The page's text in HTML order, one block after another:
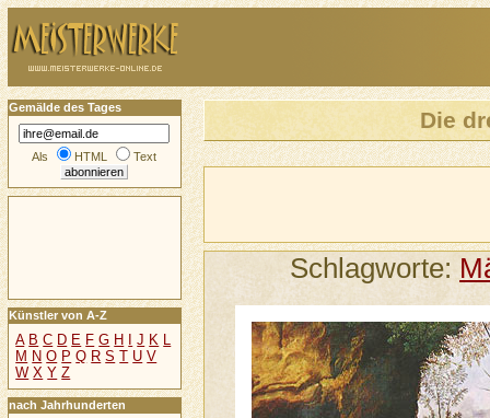
Die
Schlagworte:
Gemälde des Tages
Als HTML Text
Künstler von A-Z
A B C D E F G H J K L
M N O P Q R S T U V
W X Y Z
nach Jahrhunderten